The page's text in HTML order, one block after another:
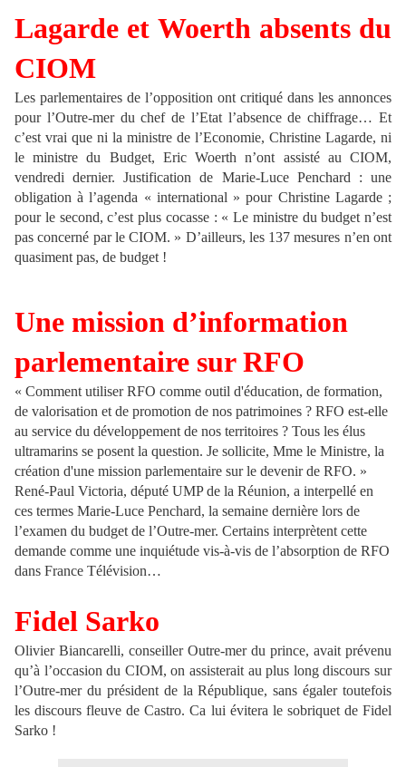
Lagarde et Woerth absents du
CIOM
Les parlementaires de l’opposition ont critiqué dans les annonces
pour l’Outre-mer du chef de l’Etat l’absence de chiffrage… Et
c’est vrai que ni la ministre de l’Economie, Christine Lagarde, ni
le ministre du Budget, Eric Woerth n’ont assisté au CIOM,
vendredi dernier. Justification de Marie-Luce Penchard : une
obligation à l’agenda « international » pour Christine Lagarde ;
pour le second, c’est plus cocasse : « Le ministre du budget n’est
pas concerné par le CIOM. » D’ailleurs, les 137 mesures n’en ont
quasiment pas, de budget !
Une mission d’information
parlementaire sur RFO
« Comment utiliser RFO comme outil d'éducation, de formation,
de valorisation et de promotion de nos patrimoines ? RFO est-elle
au service du développement de nos territoires ? Tous les élus
ultramarins se posent la question. Je sollicite, Mme le Ministre, la
création d'une mission parlementaire sur le devenir de RFO. »
René-Paul Victoria, député UMP de la Réunion, a interpellé en
ces termes Marie-Luce Penchard, la semaine dernière lors de
l’examen du budget de l’Outre-mer. Certains interprètent cette
demande comme une inquiétude vis-à-vis de l’absorption de RFO
dans France Télévision…
Fidel Sarko
Olivier Biancarelli, conseiller Outre-mer du prince, avait prévenu
qu’à l’occasion du CIOM, on assisterait au plus long discours sur
l’Outre-mer du président de la République, sans égaler toutefois
les discours fleuve de Castro. Ca lui évitera le sobriquet de Fidel
Sarko !